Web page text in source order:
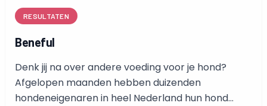
RESULTATEN
Beneful
Denk jij na over andere voeding voor je hond?
Afgelopen maanden hebben duizenden
hondeneigenaren in heel Nederland hun hond